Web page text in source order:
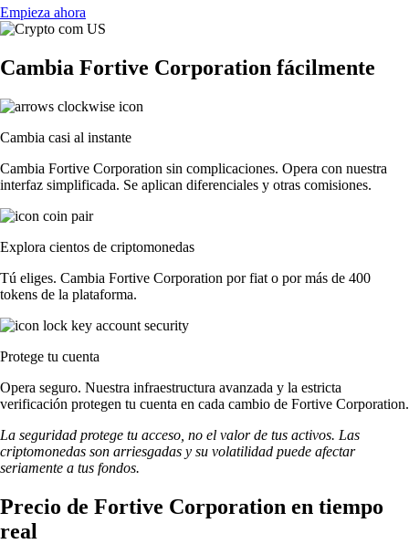
Empieza ahora
Cambia Fortive Corporation fácilmente
Cambia casi al instante
Cambia Fortive Corporation sin complicaciones. Opera con nuestra
interfaz simplificada. Se aplican diferenciales y otras comisiones.
Explora cientos de criptomonedas
Tú eliges. Cambia Fortive Corporation por fiat o por más de 400
tokens de la plataforma.
Protege tu cuenta
Opera seguro. Nuestra infraestructura avanzada y la estricta
verificación protegen tu cuenta en cada cambio de Fortive Corporation.
La seguridad protege tu acceso, no el valor de tus activos. Las
criptomonedas son arriesgadas y su volatilidad puede afectar
seriamente a tus fondos.
Precio de Fortive Corporation en tiempo
real